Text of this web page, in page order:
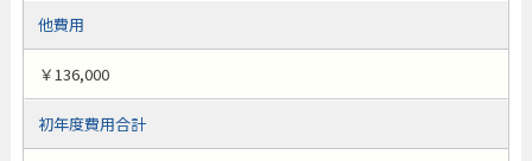
他費用
￥136,000
初年度費用合計